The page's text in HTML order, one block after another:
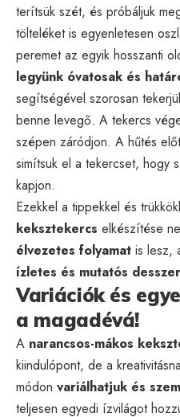
terítsük szét, és próbáljuk
tölteléket is egyenletesen
peremet az egyik hosszanti
legyünk óvatosak és
segítségével szorosan
benne levegő. A tekercs
szépen záródjon. A hűtés
simítsuk el a tekercset, hogy
kapjon.
Ezekkel a tippekkel és
keksztekercs elkészítése
élvezetes folyamat is lesz,
ízletes és mutatós
Variációk és
a magadévá!
A narancsos-mákos
kiindulópont, de a
módon variálhatjuk és
teljesen egyedi ízvilágot